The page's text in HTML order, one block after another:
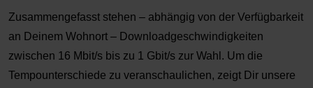
Zusammengefasst stehen – abhängig von der Verfügbarkeit
an Deinem Wohnort – Downloadgeschwindigkeiten
zwischen 16 Mbit/s bis zu 1 Gbit/s zur Wahl. Um die
Tempounterschiede zu veranschaulichen, zeigt Dir unsere